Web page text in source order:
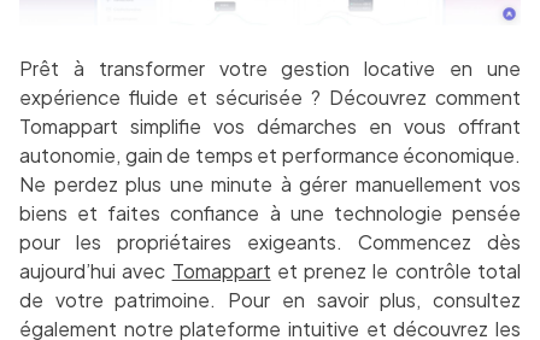
Prêt à transformer votre gestion locative en une
expérience fluide et sécurisée ? Découvrez comment
Tomappart simplifie vos démarches en vous offrant
autonomie, gain de temps et performance économique.
Ne perdez plus une minute à gérer manuellement vos
biens et faites confiance à une technologie pensée
pour les propriétaires exigeants. Commencez dès
aujourd’hui avec Tomappart et prenez le contrôle total
de votre patrimoine. Pour en savoir plus, consultez
également notre plateforme intuitive et découvrez les